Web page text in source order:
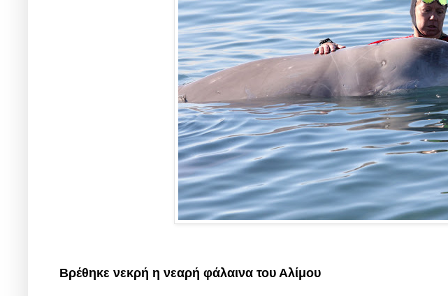
Βρέθηκε νεκρή η νεαρή φάλαινα του Αλίμου